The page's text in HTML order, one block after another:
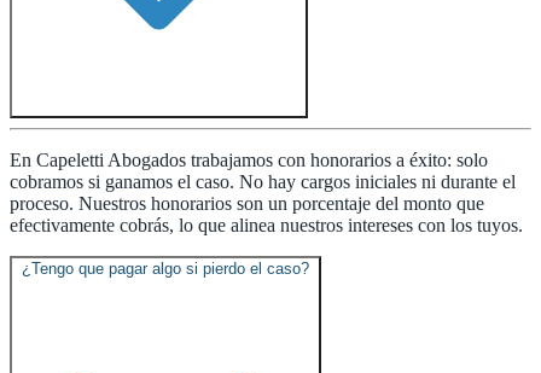
En Capeletti Abogados trabajamos con honorarios a éxito: solo
cobramos si ganamos el caso. No hay cargos iniciales ni durante el
proceso. Nuestros honorarios son un porcentaje del monto que
efectivamente cobrás, lo que alinea nuestros intereses con los tuyos.